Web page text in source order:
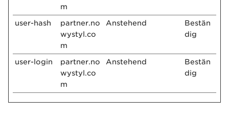
m
user-hash
partner.no
wystyl.co
m
Anstehend
Bestän
dig
user-login
partner.no
wystyl.co
m
Anstehend
Bestän
dig